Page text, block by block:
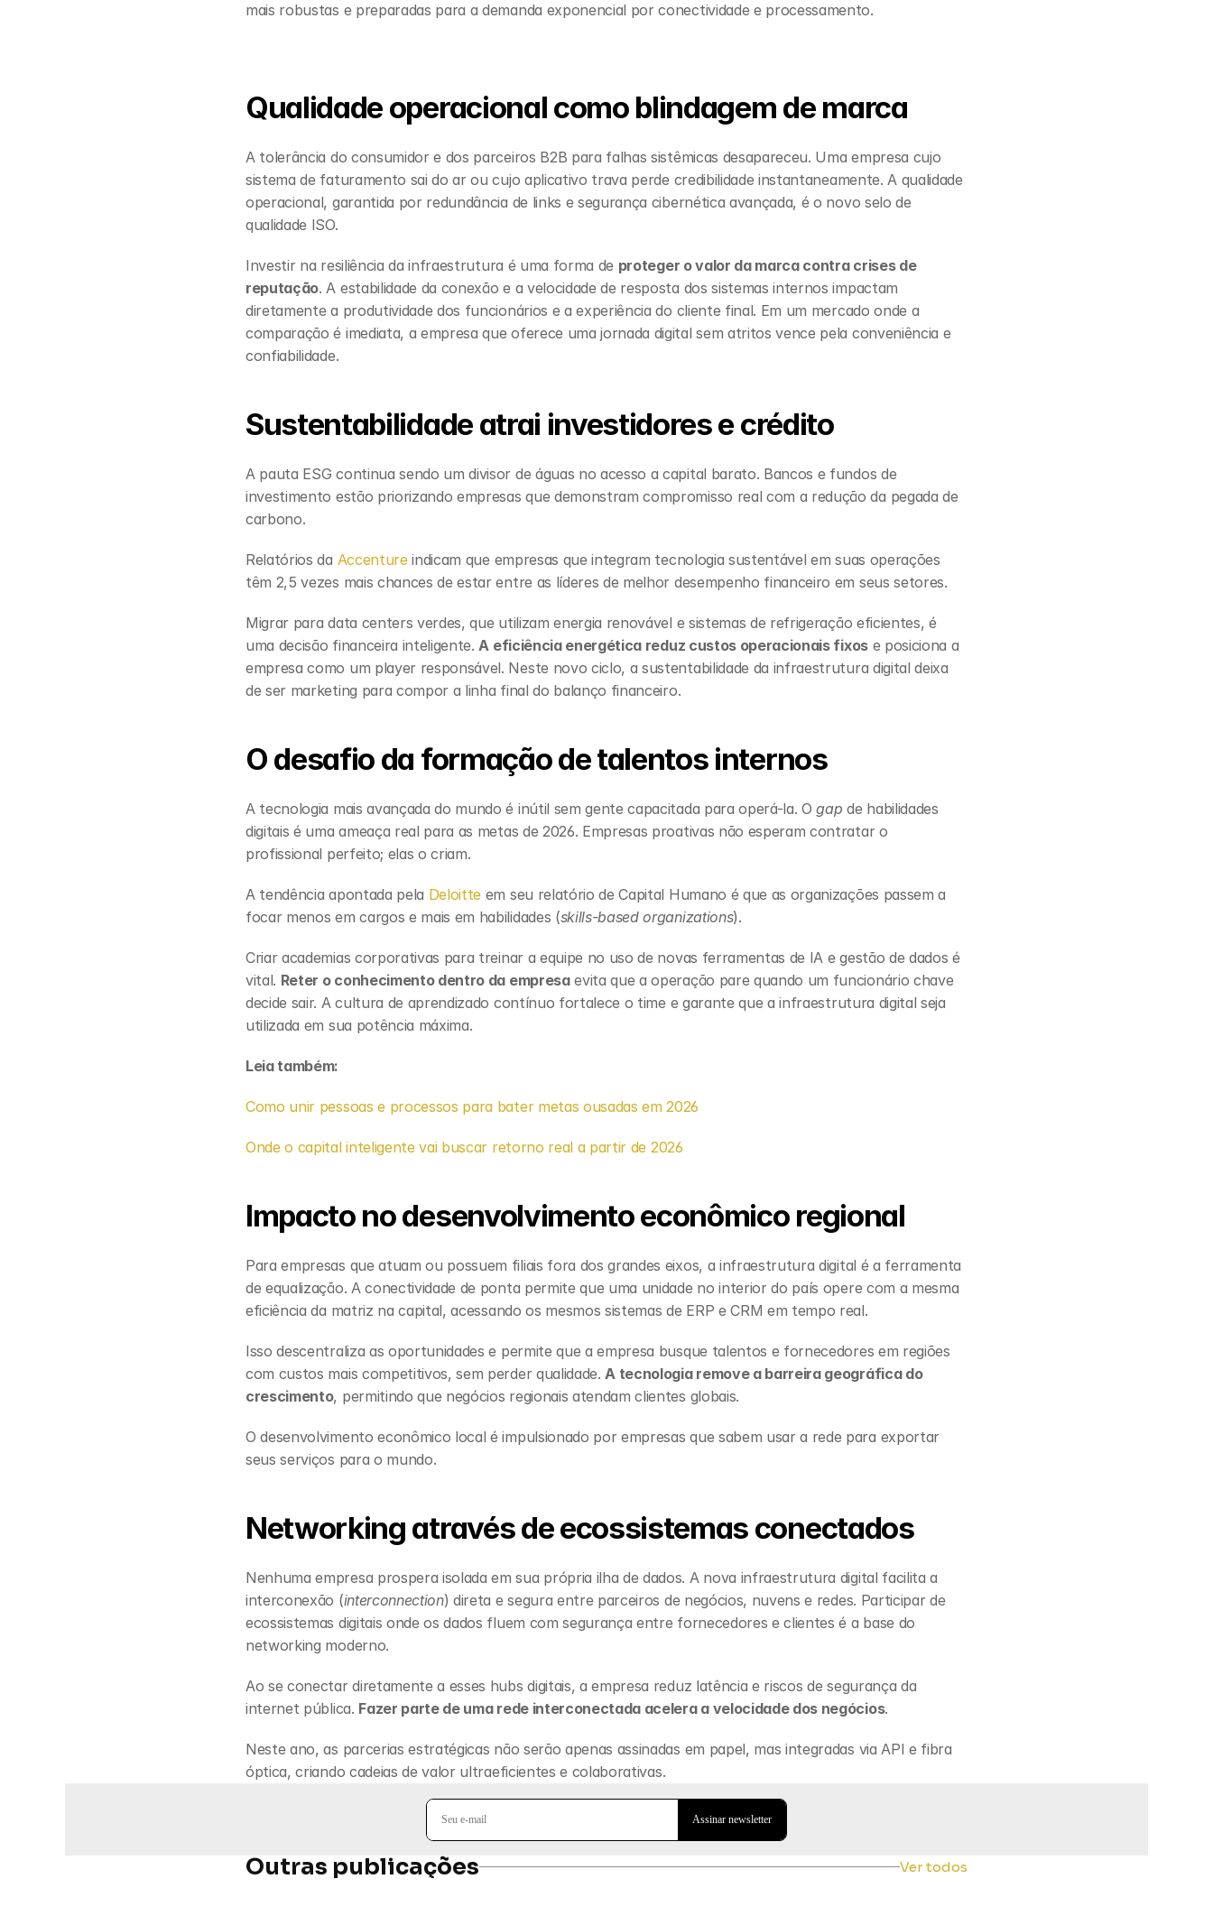
mais robustas e preparadas para a demanda exponencial por conectividade e processamento.
Qualidade operacional como blindagem de marca
A tolerância do consumidor e dos parceiros B2B para falhas sistêmicas desapareceu. Uma empresa cujo
sistema de faturamento sai do ar ou cujo aplicativo trava perde credibilidade instantaneamente. A qualidade
operacional, garantida por redundância de links e segurança cibernética avançada, é o novo selo de
qualidade ISO.
Investir na resiliência da infraestrutura é uma forma de proteger o valor da marca contra crises de
reputação. A estabilidade da conexão e a velocidade de resposta dos sistemas internos impactam
diretamente a produtividade dos funcionários e a experiência do cliente final. Em um mercado onde a
comparação é imediata, a empresa que oferece uma jornada digital sem atritos vence pela conveniência e
confiabilidade.
Sustentabilidade atrai investidores e crédito
A pauta ESG continua sendo um divisor de águas no acesso a capital barato. Bancos e fundos de
investimento estão priorizando empresas que demonstram compromisso real com a redução da pegada de
carbono.
Relatórios da Accenture indicam que empresas que integram tecnologia sustentável em suas operações
têm 2,5 vezes mais chances de estar entre as líderes de melhor desempenho financeiro em seus setores.
Migrar para data centers verdes, que utilizam energia renovável e sistemas de refrigeração eficientes, é
uma decisão financeira inteligente. A eficiência energética reduz custos operacionais fixos e posiciona a
empresa como um player responsável. Neste novo ciclo, a sustentabilidade da infraestrutura digital deixa
de ser marketing para compor a linha final do balanço financeiro.
O desafio da formação de talentos internos
A tecnologia mais avançada do mundo é inútil sem gente capacitada para operá-la. O gap de habilidades
digitais é uma ameaça real para as metas de 2026. Empresas proativas não esperam contratar o
profissional perfeito; elas o criam.
A tendência apontada pela Deloitte em seu relatório de Capital Humano é que as organizações passem a
focar menos em cargos e mais em habilidades (skills-based organizations).
Criar academias corporativas para treinar a equipe no uso de novas ferramentas de IA e gestão de dados é
vital. Reter o conhecimento dentro da empresa evita que a operação pare quando um funcionário chave
decide sair. A cultura de aprendizado contínuo fortalece o time e garante que a infraestrutura digital seja
utilizada em sua potência máxima.
Leia também:
Como unir pessoas e processos para bater metas ousadas em 2026
Onde o capital inteligente vai buscar retorno real a partir de 2026
Impacto no desenvolvimento econômico regional
Para empresas que atuam ou possuem filiais fora dos grandes eixos, a infraestrutura digital é a ferramenta
de equalização. A conectividade de ponta permite que uma unidade no interior do país opere com a mesma
eficiência da matriz na capital, acessando os mesmos sistemas de ERP e CRM em tempo real.
Isso descentraliza as oportunidades e permite que a empresa busque talentos e fornecedores em regiões
com custos mais competitivos, sem perder qualidade. A tecnologia remove a barreira geográfica do
crescimento, permitindo que negócios regionais atendam clientes globais.
O desenvolvimento econômico local é impulsionado por empresas que sabem usar a rede para exportar
seus serviços para o mundo.
Networking através de ecossistemas conectados
Nenhuma empresa prospera isolada em sua própria ilha de dados. A nova infraestrutura digital facilita a
interconexão (interconnection) direta e segura entre parceiros de negócios, nuvens e redes. Participar de
ecossistemas digitais onde os dados fluem com segurança entre fornecedores e clientes é a base do
networking moderno.
Ao se conectar diretamente a esses hubs digitais, a empresa reduz latência e riscos de segurança da
internet pública. Fazer parte de uma rede interconectada acelera a velocidade dos negócios.
Neste ano, as parcerias estratégicas não serão apenas assinadas em papel, mas integradas via API e fibra
óptica, criando cadeias de valor ultraeficientes e colaborativas.
Outras publicações Ver todos